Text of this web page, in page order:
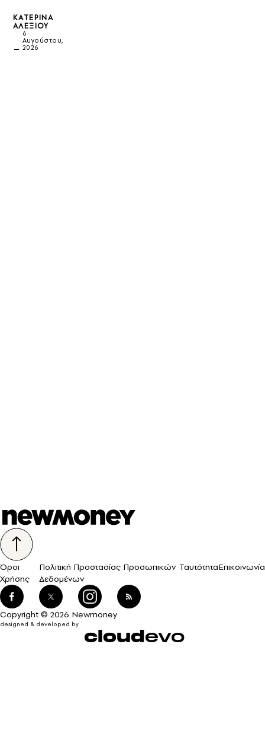
ΚΑΤΕΡΊΝΑ
ΑΛΕΞΊΟΥ
6
Αυγούστου,
2026
Όροι
Χρήσης
Πολιτική Προστασίας Προσωπικών
Δεδομένων
ΤαυτότηταΕπικοινωνία
Copyright © 2026 Newmoney
designed & developed by